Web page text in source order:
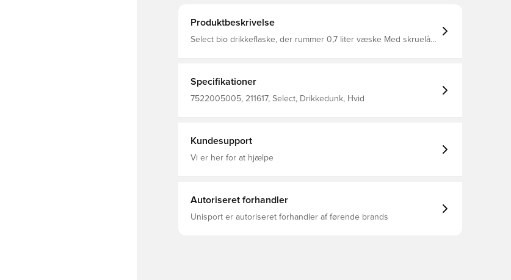
Produktbeskrivelse
Select bio drikkeflaske, der rummer 0,7 liter væske Med skruelåg,
Specifikationer
7522005005, 211617, Select, Drikkedunk, Hvid
Kundesupport
Vi er her for at hjælpe
Autoriseret forhandler
Unisport er autoriseret forhandler af førende brands